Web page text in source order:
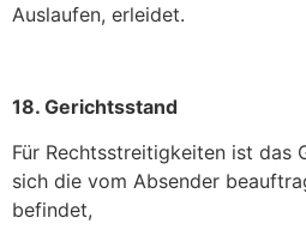
Auslaufen, erleidet.
18. Gerichtsstand
Für Rechtsstreitigkeiten ist das
sich die vom Absender
befindet,